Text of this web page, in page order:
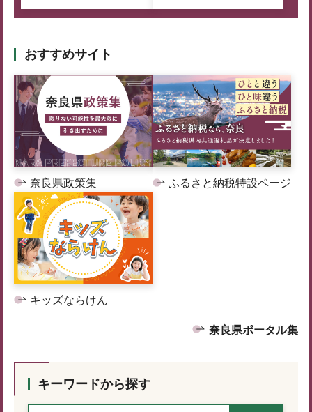
おすすめサイト
奈良県政策集 ふるさと納税特設ページ
キッズならけん
奈良県ポータル集
キーワードから探す